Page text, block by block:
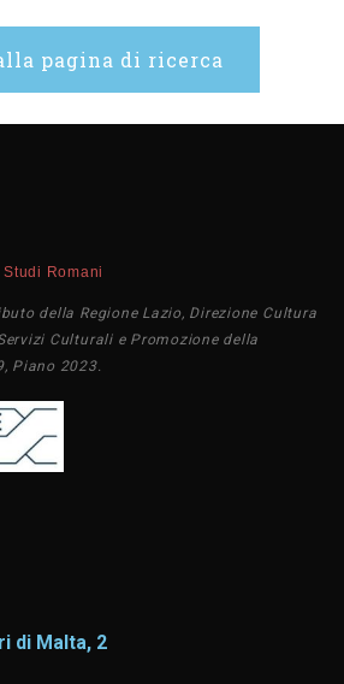
pagina di ricerca
della Regione Lazio, Direzione Cultura
Culturali e Promozione della
Piano 2023.
di Malta, 2